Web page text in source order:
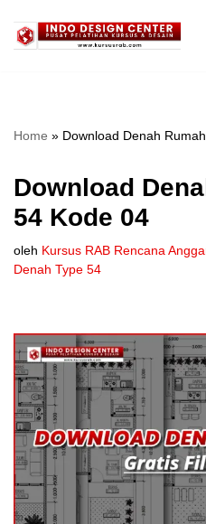
Lompat
Home » Download Denah
Download
54 Kode 04
oleh Kursus RAB Rencana
Denah Type 54